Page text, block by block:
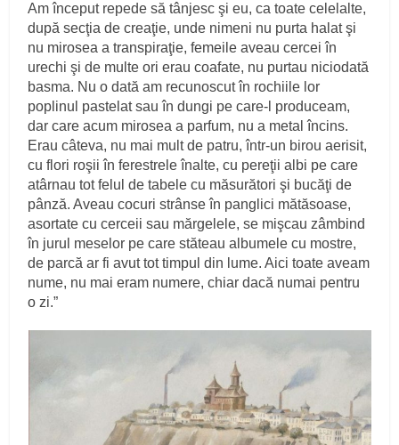
Am început repede să tânjesc şi eu, ca toate celelalte,
după secţia de creaţie, unde nimeni nu purta halat şi
nu mirosea a transpiraţie, femeile aveau cercei în
urechi şi de multe ori erau coafate, nu purtau niciodată
basma. Nu o dată am recunoscut în rochiile lor
poplinul pastelat sau în dungi pe care‑l produceam,
dar care acum mirosea a parfum, nu a metal încins.
Erau câteva, nu mai mult de patru, într‑un birou aerisit,
cu flori roşii în ferestrele înalte, cu pereţii albi pe care
atârnau tot felul de tabele cu măsurători şi bucăţi de
pânză. Aveau cocuri strânse în panglici mătăsoase,
asortate cu cerceii sau mărgelele, se mişcau zâmbind
în jurul meselor pe care stăteau albumele cu mostre,
de parcă ar fi avut tot timpul din lume. Aici toate aveam
nume, nu mai eram numere, chiar dacă numai pentru
o zi.”